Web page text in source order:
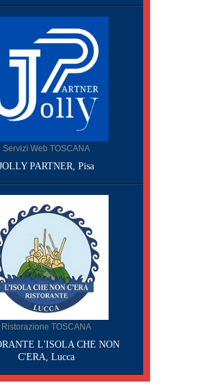
Servizi Web TOSCANA
PARTNER, Pisa
Ristorazione TOSCANA
L'ISOLA CHE NON
C'ERA, Lucca